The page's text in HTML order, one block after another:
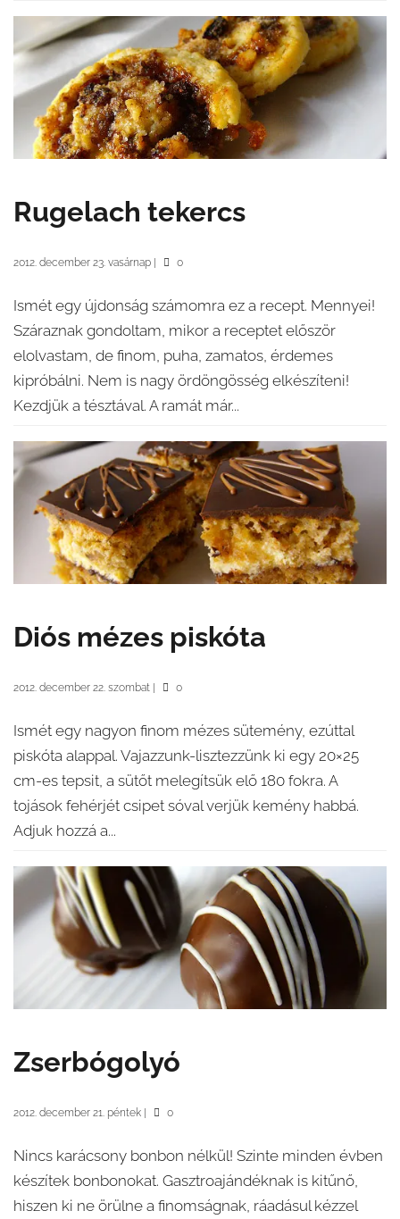
Rugelach tekercs
2012. december 23. vasárnap 0
Ismét egy újdonság számomra ez a recept. Mennyei!
Száraznak gondoltam, mikor a receptet először
elolvastam, de finom, puha, zamatos, érdemes
kipróbálni. Nem is nagy ördöngösség elkészíteni!
Kezdjük a tésztával. A ramát már...
Diós mézes piskóta
2012. december 22. szombat 0
Ismét egy nagyon finom mézes sütemény, ezúttal
piskóta alappal. Vajazzunk-lisztezzünk ki egy 20×25
cm-es tepsit, a sütőt melegítsük elő 180 fokra. A
tojások fehérjét csipet sóval verjük kemény habbá.
Adjuk hozzá a...
Zserbógolyó
2012. december 21. péntek 0
Nincs karácsony bonbon nélkül! Szinte minden évben
készítek bonbonokat. Gasztroajándéknak is kitűnő,
hiszen ki ne örülne a finomságnak, ráadásul kézzel